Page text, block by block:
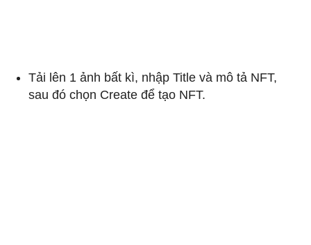
Tải lên 1 ảnh bất kì, nhập Title và mô tả NFT,
sau đó chọn Create để tạo NFT.